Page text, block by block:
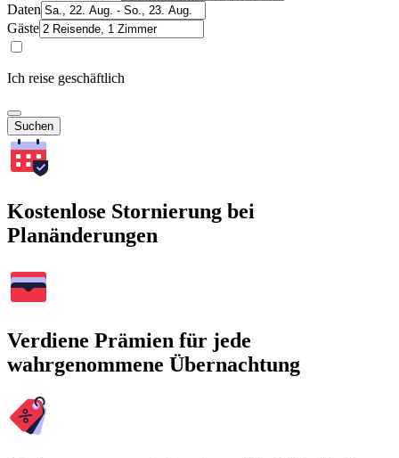
Daten
Gäste
Ich reise geschäftlich
Suchen
Kostenlose Stornierung bei
Planänderungen
Verdiene Prämien für jede
wahrgenommene Übernachtung